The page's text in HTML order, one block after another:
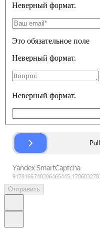
Неверный формат.
Это обязательное поле
Неверный формат.
Неверный формат.
Отправить